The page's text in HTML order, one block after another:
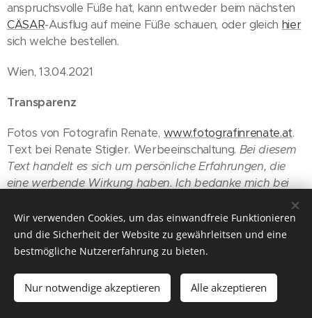
anspruchsvolle Füße hat, kann entweder beim nächsten
CÄSAR-Ausflug auf meine Füße schauen, oder gleich hier
sich welche bestellen.
Wien, 13.04.2021
Transparenz
Fotos von Fotografin Renate, www.fotografinrenate.at.
Text bei Renate Stigler. Werbeeinschaltung. Bei diesem
Text handelt es sich um persönliche Erfahrungen, die
eine werbende Wirkung haben. Ich bedanke mich bei
"Helen" als Gegenleistung für den Eintrag.
© 2026 ich will wieder raus
Wir verwenden Cookies, um das einwandfreie Funktionieren
und die Sicherheit der Website zu gewährleitsen und eine
bestmögliche Nutzererfahrung zu bieten.
Nur notwendige akzeptieren Alle akzeptieren